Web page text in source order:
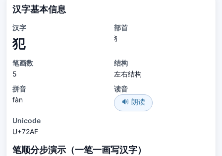
汉字基本信息
汉字
犯
部首
犭
笔画数
5
结构
左右结构
拼音
fàn
读音
🔊 朗读
Unicode
U+72AF
笔顺分步演示（一笔一画写汉字）